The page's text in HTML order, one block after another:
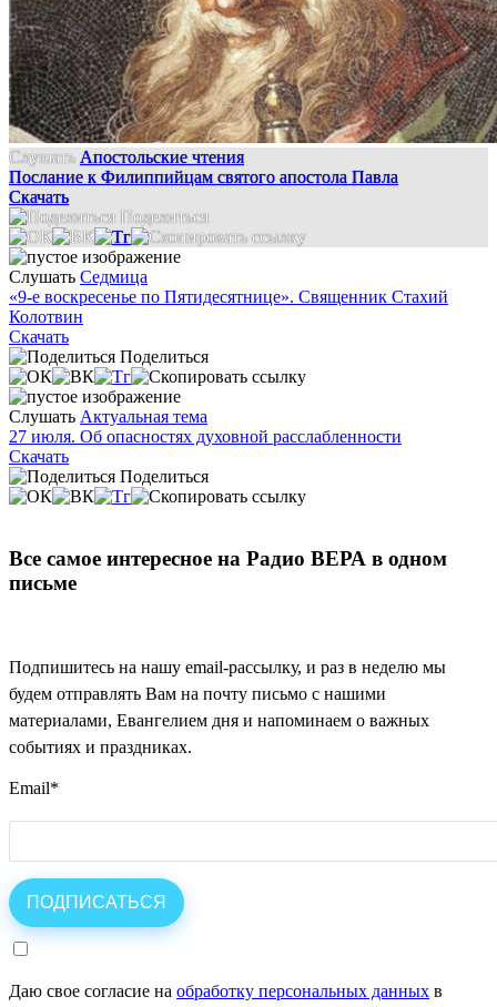
Слушать Апостольские чтения
Послание к Филиппийцам святого апостола Павла
Скачать
Поделиться
Слушать Седмица
«9-е воскресенье по Пятидесятнице». Священник Стахий
Колотвин
Скачать
Поделиться
Слушать Актуальная тема
27 июля. Об опасностях духовной расслабленности
Скачать
Поделиться
Все самое интересное на Радио ВЕРА в одном
письме
Подпишитесь на нашу email-рассылку, и раз в неделю мы
будем отправлять Вам на почту письмо с нашими
материалами, Евангелием дня и напоминаем о важных
событиях и праздниках.
Email*
Даю свое согласие на обработку персональных данных в